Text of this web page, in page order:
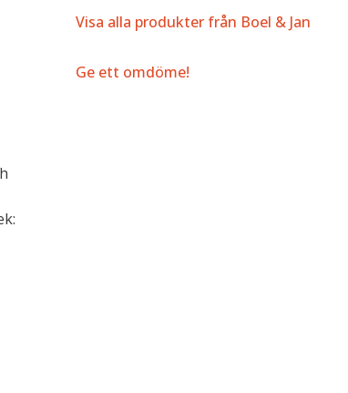
Visa alla produkter från Boel & Jan
Ge ett omdöme!